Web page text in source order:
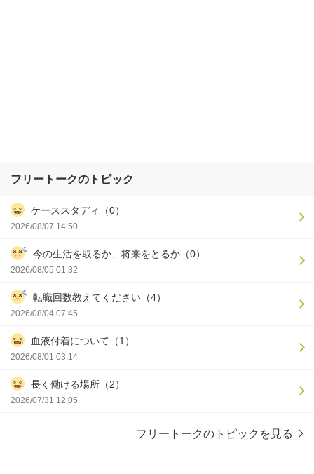
フリートークのトピック
ケーススタディ（0）
2026/08/07 14:50
今の生活を取るか、将来をとるか（0）
2026/08/05 01:32
転職回数教えてください（4）
2026/08/04 07:45
血液付着について（1）
2026/08/01 03:14
長く働ける場所（2）
2026/07/31 12:05
フリートークのトピックを見る